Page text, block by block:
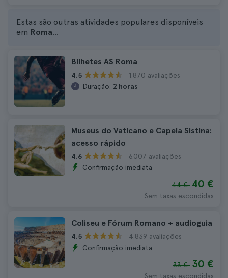
Estas são outras atividades populares disponíveis
em Roma...
Bilhetes AS Roma
4.5
1.870 avaliações
Duração: 2 horas
Museus do Vaticano e Capela Sistina:
acesso rápido
4.6
6.007 avaliações
Confirmação imediata
44 € 40 €
Sem taxas escondidas
Coliseu e Fórum Romano + audioguia
4.5
4.839 avaliações
Confirmação imediata
33 € 30 €
Sem taxas escondidas